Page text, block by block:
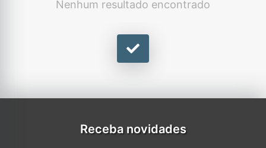
Nenhum resultado encontrado
Receba novidades